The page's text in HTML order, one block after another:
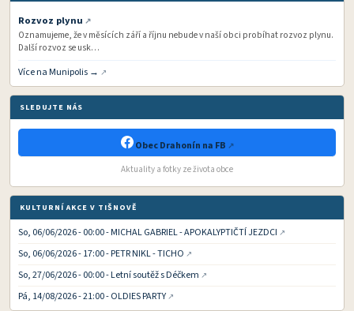
Rozvoz plynu
Oznamujeme, že v měsících září a říjnu nebude v naší obci probíhat rozvoz plynu.
Další rozvoz se usk…
Více na Munipolis →
SLEDUJTE NÁS
Obec Drahonín na FB
Aktuality a fotky ze života obce
KULTURNÍ AKCE V TIŠNOVĚ
So, 06/06/2026 - 00:00 - MICHAL GABRIEL - APOKALYPTIČTÍ JEZDCI
So, 06/06/2026 - 17:00 - PETR NIKL - TICHO
So, 27/06/2026 - 00:00 - Letní soutěž s Déčkem
Pá, 14/08/2026 - 21:00 - OLDIES PARTY